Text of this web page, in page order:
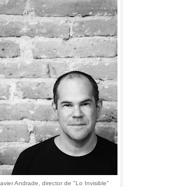
Andrade, director de "Lo Invisible"